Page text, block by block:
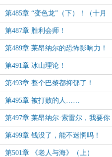
第485章 “变色龙”（下）！（十月
千票加更20，全加更完了！）
第487章 胜利会师！
第489章 莱昂纳尔的恐怖影响力！
第491章 冰山理论！
第493章 整个巴黎都抑郁了！
第495章 被打败的人……
第497章 莱昂纳尔·索雷尔，我要你
的命！
第499章 钱没了，能不迷惘吗！
第501章 《老人与海》（上）